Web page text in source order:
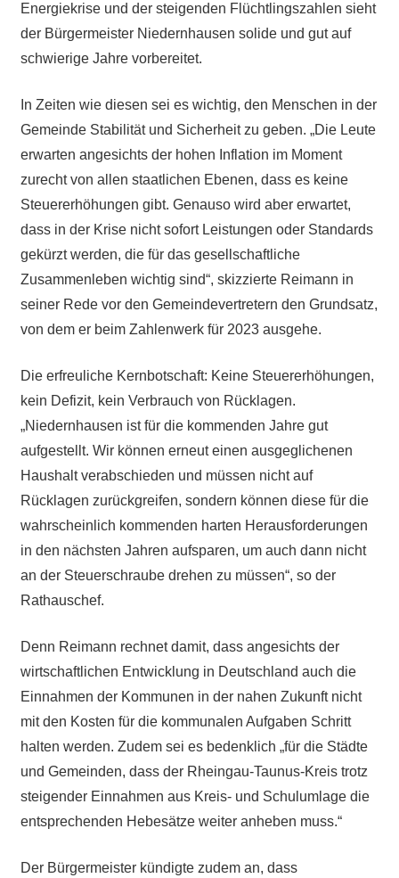
Energiekrise und der steigenden Flüchtlingszahlen sieht
der Bürgermeister Niedernhausen solide und gut auf
schwierige Jahre vorbereitet.
In Zeiten wie diesen sei es wichtig, den Menschen in der
Gemeinde Stabilität und Sicherheit zu geben. „Die Leute
erwarten angesichts der hohen Inflation im Moment
zurecht von allen staatlichen Ebenen, dass es keine
Steuererhöhungen gibt. Genauso wird aber erwartet,
dass in der Krise nicht sofort Leistungen oder Standards
gekürzt werden, die für das gesellschaftliche
Zusammenleben wichtig sind“, skizzierte Reimann in
seiner Rede vor den Gemeindevertretern den Grundsatz,
von dem er beim Zahlenwerk für 2023 ausgehe.
Die erfreuliche Kernbotschaft: Keine Steuererhöhungen,
kein Defizit, kein Verbrauch von Rücklagen.
„Niedernhausen ist für die kommenden Jahre gut
aufgestellt. Wir können erneut einen ausgeglichenen
Haushalt verabschieden und müssen nicht auf
Rücklagen zurückgreifen, sondern können diese für die
wahrscheinlich kommenden harten Herausforderungen
in den nächsten Jahren aufsparen, um auch dann nicht
an der Steuerschraube drehen zu müssen“, so der
Rathauschef.
Denn Reimann rechnet damit, dass angesichts der
wirtschaftlichen Entwicklung in Deutschland auch die
Einnahmen der Kommunen in der nahen Zukunft nicht
mit den Kosten für die kommunalen Aufgaben Schritt
halten werden. Zudem sei es bedenklich „für die Städte
und Gemeinden, dass der Rheingau-Taunus-Kreis trotz
steigender Einnahmen aus Kreis- und Schulumlage die
entsprechenden Hebesätze weiter anheben muss.“
Der Bürgermeister kündigte zudem an, dass